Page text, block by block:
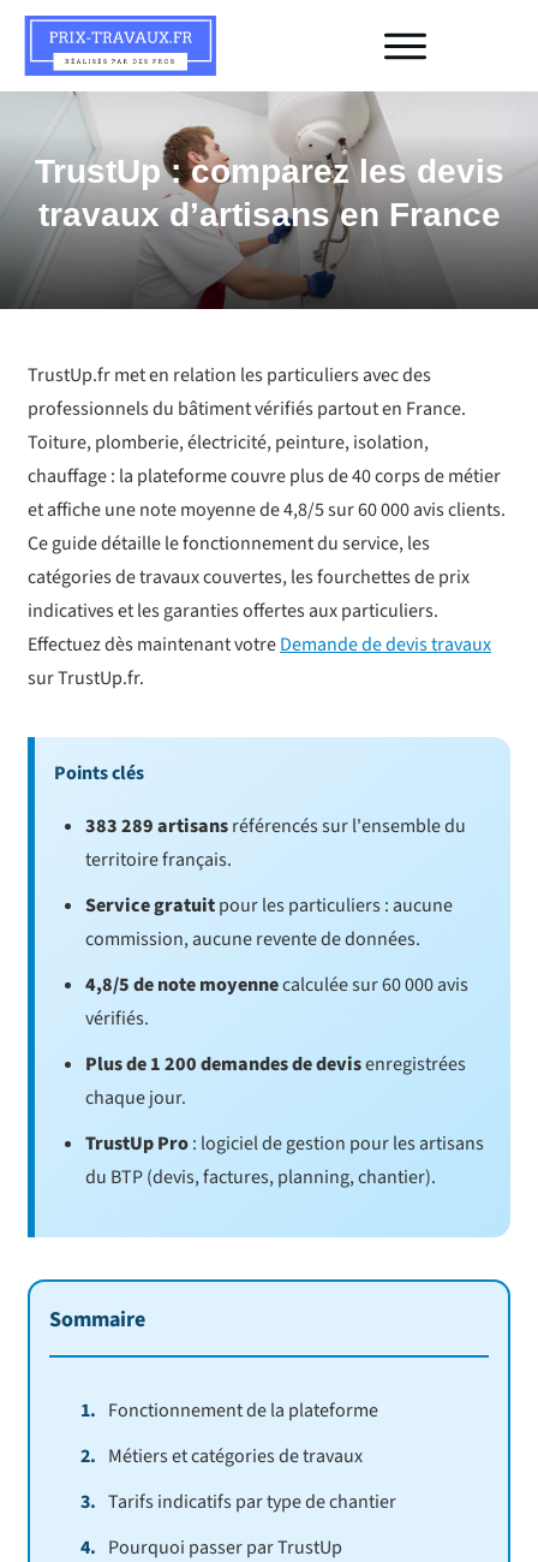
TrustUp : comparez les devis
travaux d’artisans en France
TrustUp.fr met en relation les particuliers avec des
professionnels du bâtiment vérifiés partout en France.
Toiture, plomberie, électricité, peinture, isolation,
chauffage : la plateforme couvre plus de 40 corps de métier
et affiche une note moyenne de 4,8/5 sur 60 000 avis clients.
Ce guide détaille le fonctionnement du service, les
catégories de travaux couvertes, les fourchettes de prix
indicatives et les garanties offertes aux particuliers.
Effectuez dès maintenant votreDemande de devis travaux
sur TrustUp.fr.
Points clés
383 289 artisansréférencés sur l'ensemble du
territoire français.
Service gratuitpour les particuliers : aucune
commission, aucune revente de données.
4,8/5 de note moyennecalculée sur 60 000 avis
vérifiés.
Plus de 1 200 demandes de devisenregistrées
chaque jour.
TrustUp Pro: logiciel de gestion pour les artisans
du BTP (devis, factures, planning, chantier).
Sommaire
Fonctionnement de la plateforme
Métiers et catégories de travaux
Tarifs indicatifs par type de chantier
Pourquoi passer par TrustUp